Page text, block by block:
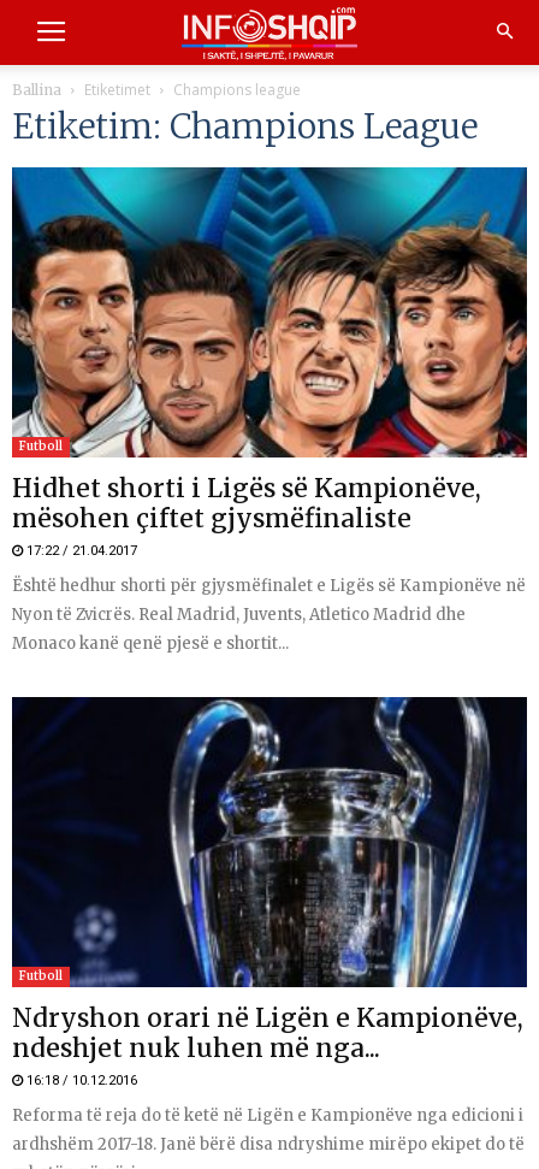
Ballina Etiketimet Champions league
Etiketim: Champions League
Futboll
Hidhet shorti i Ligës së Kampionëve,
mësohen çiftet gjysmëfinaliste
17:22 / 21.04.2017
Është hedhur shorti për gjysmëfinalet e Ligës së Kampionëve në
Nyon të Zvicrës. Real Madrid, Juvents, Atletico Madrid dhe
Monaco kanë qenë pjesë e shortit...
Futboll
Ndryshon orari në Ligën e Kampionëve,
ndeshjet nuk luhen më nga...
16:18 / 10.12.2016
Reforma të reja do të ketë në Ligën e Kampionëve nga edicioni i
ardhshëm 2017-18. Janë bërë disa ndryshime mirëpo ekipet do të